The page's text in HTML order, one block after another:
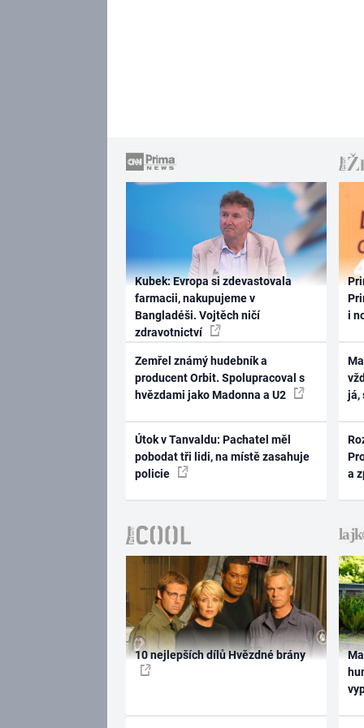
Kubek: Evropa si zdevastovala
farmacii, nakupujeme v
Bangladéši. Vojtěch ničí
zdravotnictví
Zemřel známý hudebník a
producent Orbit. Spolupracoval s
hvězdami jako Madonna a U2
Útok v Tanvaldu: Pachatel měl
pobodat tři lidi, na místě zasahuje
policie
i
já,
a
10 nejlepších dílů Hvězdné brány